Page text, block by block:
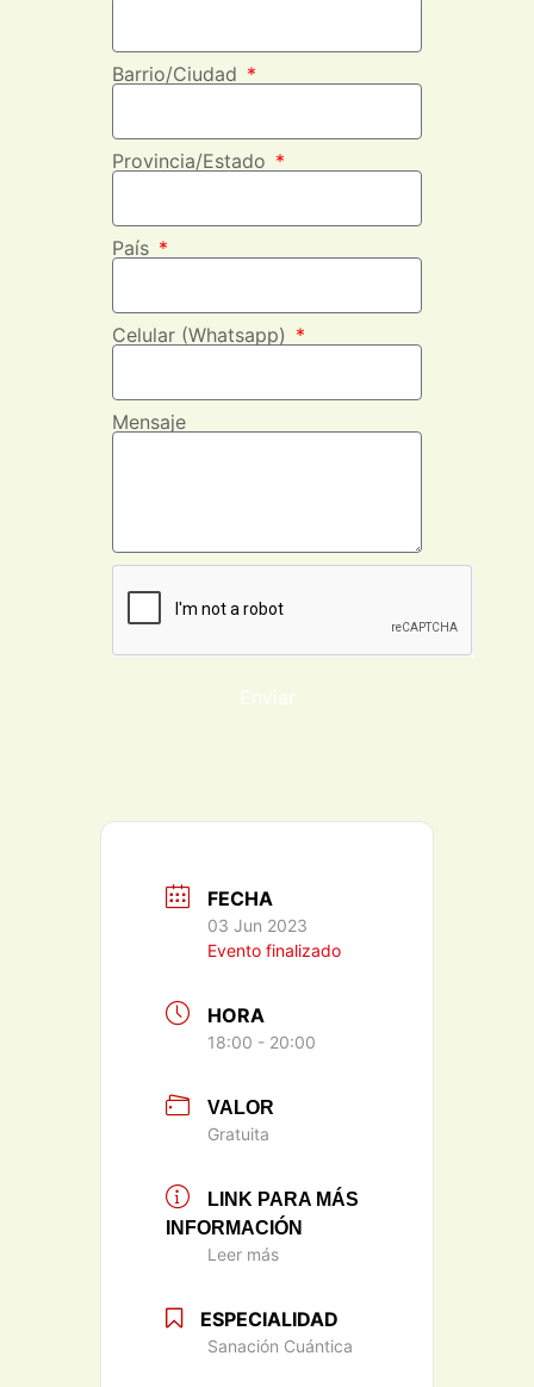
Barrio/Ciudad
Provincia/Estado
País
Celular (Whatsapp)
Mensaje
Enviar
FECHA
03 Jun 2023
Evento finalizado
HORA
18:00 - 20:00
VALOR
Gratuita
LINK PARA MÁS
INFORMACIÓN
Leer más
ESPECIALIDAD
Sanación Cuántica